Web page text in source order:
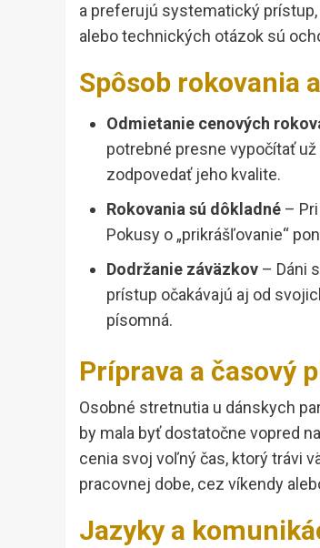
a preferujú systematický
alebo technických otázok sú
Spôsob rokovania
Odmietanie cenových
potrebné presne vypočítať
zodpovedať jeho kvalite.
Rokovania sú dôkladné –
Pokusy o „prikrášľovanie“
Dodržanie záväzkov – Dáni
prístup očakávajú aj od
písomná.
Príprava a časový
Osobné stretnutia u dánskych
by mala byť dostatočne vopred
cenia svoj voľný čas, ktorý trávi
pracovnej dobe, cez víkendy
Jazyky a